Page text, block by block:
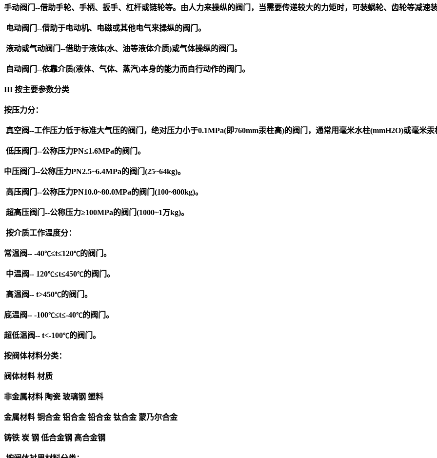
手动阀门 --借助手轮、手柄、扳手、杠杆或链轮等。由人力来操纵的阀门 ，当需要传递较大的力矩时，可装蜗轮、齿轮等减速
电动阀门 --借助于电动机、电磁或其他电气来操纵的阀门 。
液动或气动阀门 --借助于液体(水、油等液体介质)或气体操纵的阀门 。
自动阀门 --依靠介质(液体、气体、蒸汽)本身的能力而自行动作的阀门 。
III 按主要参数分类
按压力分：
真空阀--工作压力低于标准大气压的阀门 ，绝对压力小于0.1MPa(即760mm汞柱高)的阀门 ，通常用毫米水柱(mmH2O)或毫米汞
低压阀门 --公称压力PN≤1.6MPa的阀门 。
中压阀门 --公称压力PN2.5~6.4MPa的阀门 (25~64kg)。
高压阀门 --公称压力PN10.0~80.0MPa的阀门 (100~800kg)。
超高压阀门 --公称压力≥100MPa的阀门 (1000~1万kg)。
按介质工作温度分：
常温阀-- -40℃≤t≤120℃的阀门 。
中温阀-- 120℃≤t≤450℃的阀门 。
高温阀-- t>450℃的阀门 。
底温阀-- -100℃≤t≤-40℃的阀门 。
超低温阀-- t<-100℃的阀门 。
按阀体材料分类：
阀体材料 材质
非金属材料 陶瓷 玻璃钢 塑料
金属材料 铜合金 铝合金 铅合金 钛合金 蒙乃尔合金
铸铁 炭 钢 低合金钢 高合金钢